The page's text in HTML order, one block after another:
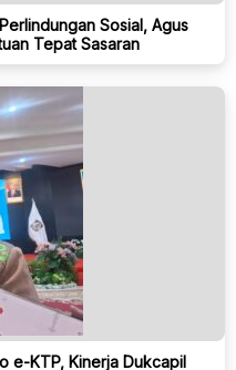
Sosial, Agus
Tepat Sasaran
e-KTP, Kinerja Dukcapil